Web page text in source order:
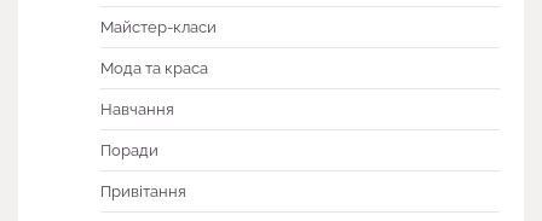
Майстер-класи
Мода та краса
Навчання
Поради
Привітання